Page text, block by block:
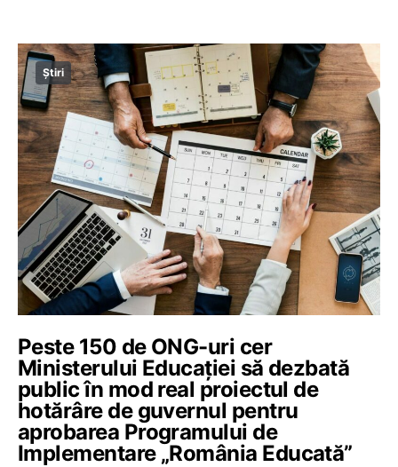
Știri
Peste 150 de ONG-uri cer
Ministerului Educației să dezbată
public în mod real proiectul de
hotărâre de guvernul pentru
aprobarea Programului de
Implementare „România Educată”